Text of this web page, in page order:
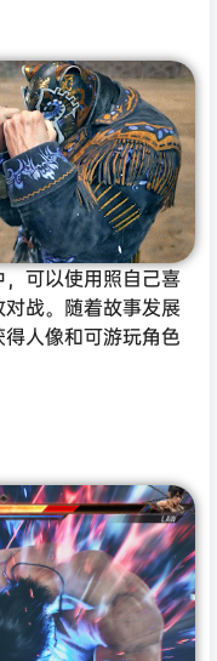
可以使用照自己喜
战。随着故事发展
人像和可游玩角色